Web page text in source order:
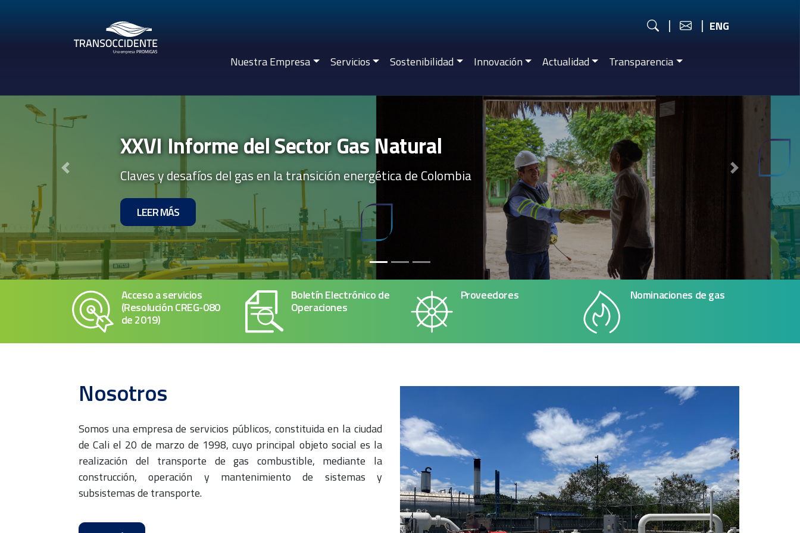
| | ENG
Nuestra Empresa Servicios Sostenibilidad Innovación Actualidad Transparencia
XXVI Informe del Sector Gas Natural
Claves y desafíos del gas en la transición energética de Colombia
LEER MÁS
Previous Next
Acceso a servicios
(Resolución CREG-080
de 2019)
Boletín Electrónico de
Operaciones
Proveedores Nominaciones de gas
Nosotros
Somos una empresa de servicios públicos, constituida en la ciudad
de Cali el 20 de marzo de 1998, cuyo principal objeto social es la
realización del transporte de gas combustible, mediante la
construcción, operación y mantenimiento de sistemas y
subsistemas de transporte.